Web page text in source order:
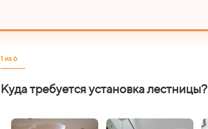
1 из 6
Куда требуется установка лестницы?